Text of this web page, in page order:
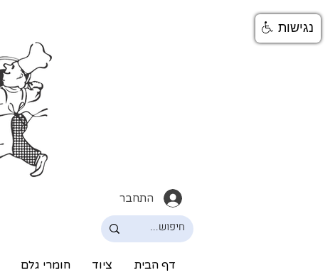
התחבר
דף הבית ציוד חומרי גלם
נגישות